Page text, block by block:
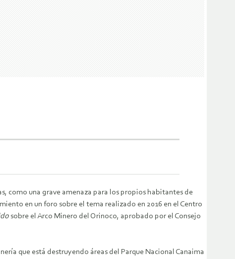
como una grave amenaza para los propios habitantes de
en un foro sobre el tema realizado en 2016 en el Centro
sobre el Arco Minero del Orinoco, aprobado por el Consejo
que está destruyendo áreas del Parque Nacional Canaima